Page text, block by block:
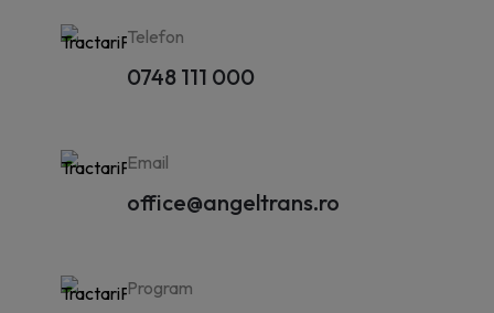
Telefon
0748 111 000
Email
office@angeltrans.ro
Program